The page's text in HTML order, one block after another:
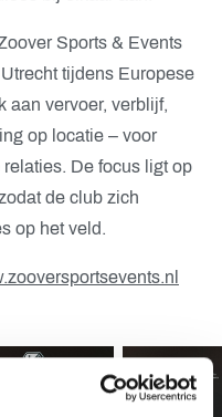
Sports & Events
tijdens Europese
aan vervoer, verblijf,
op locatie – voor
De focus ligt op
de club zich
op het veld.